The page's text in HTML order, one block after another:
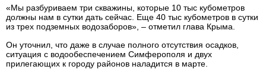
«Мы разбуриваем три скважины, которые 10 тыс кубометров
должны нам в сутки дать сейчас. Еще 40 тыс кубометров в сутки
из трех подземных водозаборов», – отметил глава Крыма.
Он уточнил, что даже в случае полного отсутствия осадков,
ситуация с водообеспечением Симферополя и двух
прилегающих к городу районов наладится в марте.